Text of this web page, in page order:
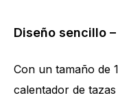
Diseño sencillo
Con un tamaño de
calentador de